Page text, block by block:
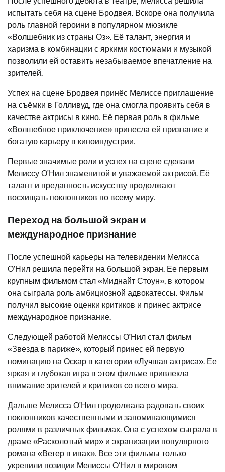
испытать себя на сцене Бродвея. Вскоре она получила
роль главной героини в популярном мюзикле
«Волшебник из страны Оз». Её талант, энергия и
харизма в комбинации с яркими костюмами и музыкой
позволили ей оставить незабываемое впечатление на
зрителей.
Успех на сцене Бродвея принёс Мелиссе приглашение
на съёмки в Голливуд, где она смогла проявить себя в
качестве актрисы в кино. Её первая роль в фильме
«Волшебное приключение» принесла ей признание и
богатую карьеру в киноиндустрии.
Первые значимые роли и успех на сцене сделали
Мелиссу О’Нил знаменитой и уважаемой актрисой. Её
талант и преданность искусству продолжают
восхищать поклонников по всему миру.
Переход на большой экран и
международное признание
После успешной карьеры на телевидении Мелисса
О’Нил решила перейти на большой экран. Ее первым
крупным фильмом стал «Миднайт Стоун», в котором
она сыграла роль амбициозной адвокатессы. Фильм
получил высокие оценки критиков и принес актрисе
международное признание.
Следующей работой Мелиссы О’Нил стал фильм
«Звезда в париже», который принес ей первую
номинацию на Оскар в категории «Лучшая актриса». Ее
яркая и глубокая игра в этом фильме привлекла
внимание зрителей и критиков со всего мира.
Дальше Мелисса О’Нил продолжала радовать своих
поклонников качественными и запоминающимися
ролями в различных фильмах. Она с успехом сыграла в
драме «Расколотый мир» и экранизации популярного
романа «Ветер в ивах». Все эти фильмы только
укрепили позиции Мелиссы О’Нил в мировом